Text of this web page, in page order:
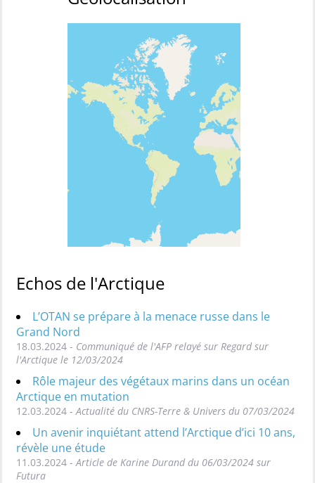
Echos de l'Arctique
L’OTAN se prépare à la menace russe dans le
Grand Nord
18.03.2024 - Communiqué de l'AFP relayé sur Regard sur
l'Arctique le 12/03/2024
Rôle majeur des végétaux marins dans un océan
Arctique en mutation
12.03.2024 - Actualité du CNRS-Terre & Univers du 07/03/2024
Un avenir inquiétant attend l’Arctique d’ici 10 ans,
révèle une étude
11.03.2024 - Article de Karine Durand du 06/03/2024 sur
Futura